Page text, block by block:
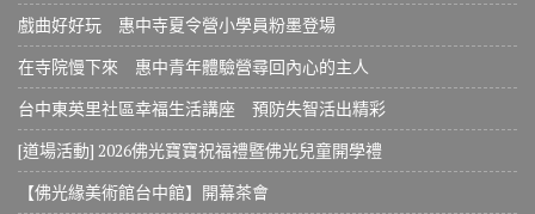
戲曲好好玩 惠中寺夏令營小學員粉墨登場
在寺院慢下來 惠中青年體驗營尋回內心的主人
台中東英里社區幸福生活講座 預防失智活出精彩
[道場活動] 2026佛光寶寶祝福禮暨佛光兒童開學禮
【佛光緣美術館台中館】開幕茶會